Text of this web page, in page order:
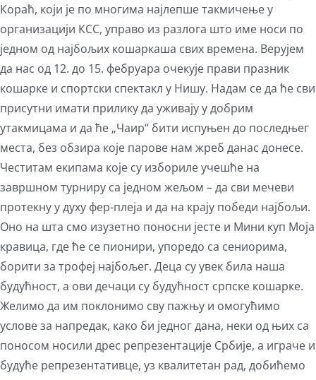
Кораћ, који је по многима најлепше такмичење у
организацији КСС, управо из разлога што име носи по
једном од најбољих кошаркаша свих времена. Верујем
да нас од 12. до 15. фебруара очекује прави празник
кошарке и спортски спектакл у Нишу. Надам се да ће сви
присутни имати прилику да уживају у добрим
утакмицама и да ће „Чаир“ бити испуњен до последњег
места, без обзира које парове нам жреб данас донесе.
Честитам екипама које су избориле учешће на
завршном турниру са једном жељом – да сви мечеви
протекну у духу фер-плеја и да на крају победи најбољи.
Оно на шта смо изузетно поносни јесте и Мини куп Моја
кравица, где ће се пионири, упоредо са сениорима,
борити за трофеј најбољег. Деца су увек била наша
будућност, а ови дечаци су будућност српске кошарке.
Желимо да им поклонимо сву пажњу и омогућимо
услове за напредак, како би једног дана, неки од њих са
поносом носили дрес репрезентације Србије, а играче и
будуће репрезентативце, уз квалитетан рад, добићемо